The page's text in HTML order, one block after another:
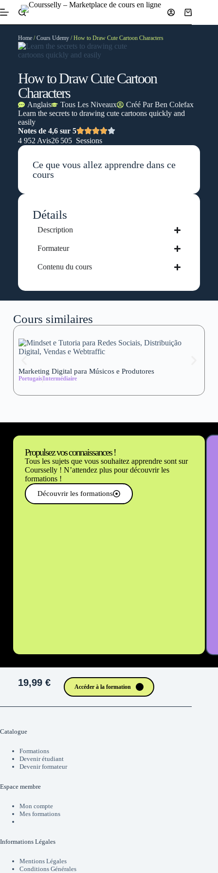
Home/Cours Udemy/ How to Draw Cute Cartoon Characters
How to Draw Cute Cartoon
Characters
Anglais Tous Les Niveaux Créé ParBen Colefax
Learn the secrets to drawing cute cartoons quickly and
easily
Notes de 4,6 sur 5
4 952 Avis26 505 Sessions
Ce que vous allez apprendre dans ce
cours
Détails
Description
Formateur
Contenu du cours
Cours similaires
Marketing Digital para Músicos e Produtores
PortugaisIntermédiaire
Propulsez vos connaissances !
Tous les sujets que vous souhaitez apprendre sont sur
Coursselly ! N’attendez plus pour découvrir les
formations !
Découvrir les formations
19,99 € Accéder à la formation
Catalogue
Formations
Devenir étudiant
Devenir formateur
Espace membre
Mon compte
Mes formations
Informations Légales
Mentions Légales
Conditions Générales